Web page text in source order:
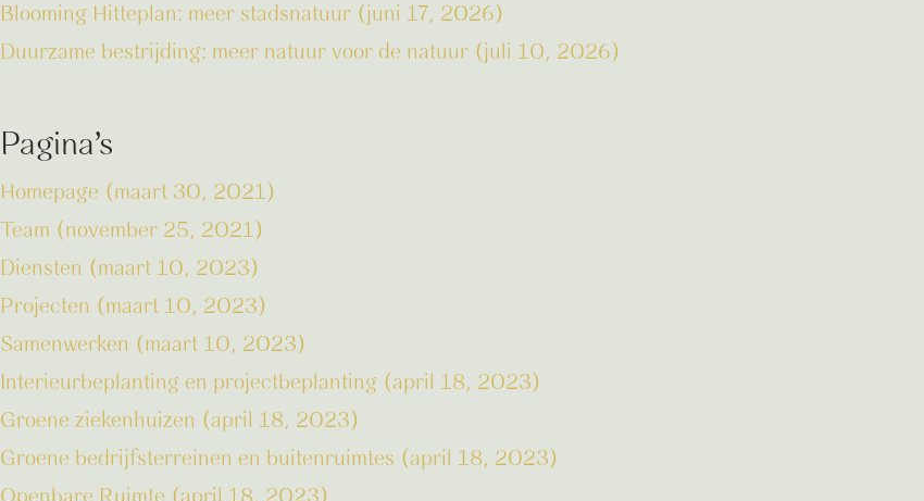
Blooming Hitteplan: meer stadsnatuur (juni 17, 2026)
Duurzame bestrijding: meer natuur voor de natuur (juli 10, 2026)
Pagina’s
Homepage (maart 30, 2021)
Team (november 25, 2021)
Diensten (maart 10, 2023)
Projecten (maart 10, 2023)
Samenwerken (maart 10, 2023)
Interieurbeplanting en projectbeplanting (april 18, 2023)
Groene ziekenhuizen (april 18, 2023)
Groene bedrijfsterreinen en buitenruimtes (april 18, 2023)